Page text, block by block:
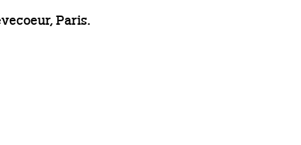
Paris.